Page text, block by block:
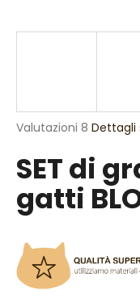
La
media
del
prodotto
è
4,6
stelle.
Valutazioni 8 Dettagli
SET di
gatti
d
S
i
c
o